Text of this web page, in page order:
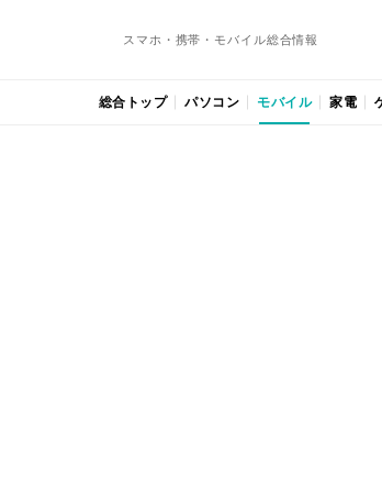
スマホ・携帯・モバイル総合情報
総合トップ パソコン モバイル 家電